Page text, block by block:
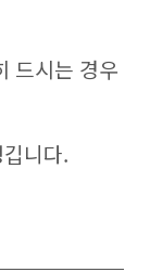
드시는 경우
니다.